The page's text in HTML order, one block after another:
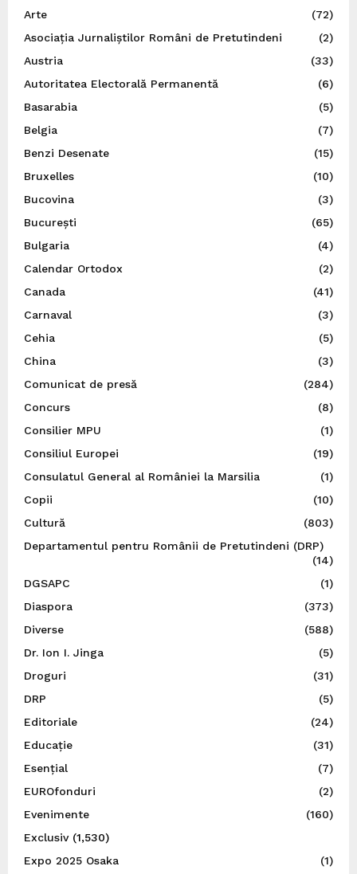
Arte
(72)
Asociația Jurnaliștilor Români de Pretutindeni
(2)
Austria
(33)
Autoritatea Electorală Permanentă
(6)
Basarabia
(5)
Belgia
(7)
Benzi Desenate
(15)
Bruxelles
(10)
Bucovina
(3)
București
(65)
Bulgaria
(4)
Calendar Ortodox
(2)
Canada
(41)
Carnaval
(3)
Cehia
(5)
China
(3)
Comunicat de presă
(284)
Concurs
(8)
Consilier MPU
(1)
Consiliul Europei
(19)
Consulatul General al României la Marsilia
(1)
Copii
(10)
Cultură
(803)
Departamentul pentru Românii de Pretutindeni (DRP)
(14)
DGSAPC
(1)
Diaspora
(373)
Diverse
(588)
Dr. Ion I. Jinga
(5)
Droguri
(31)
DRP
(5)
Editoriale
(24)
Educație
(31)
Esențial
(7)
EUROfonduri
(2)
Evenimente
(160)
Exclusiv(1,530)
Expo 2025 Osaka
(1)